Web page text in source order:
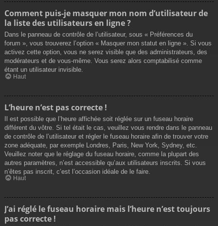
Comment puis-je masquer mon nom d’utilisateur de
la liste des utilisateurs en ligne ?
Dans le panneau de contrôle de l’utilisateur, sous « Préférences du
forum », vous trouverez l’option « Masquer mon statut en ligne ». Si vous
activez cette option, vous ne serez visible que des administrateurs, des
modérateurs et de vous-même. Vous serez alors comptabilisé comme
étant un utilisateur invisible.
Haut
L’heure n’est pas correcte !
Il est possible que l’heure affichée soit réglée sur un fuseau horaire
différent du vôtre. Si tel était le cas, veuillez vous rendre dans le panneau
de contrôle de l’utilisateur et régler le fuseau horaire afin de trouver votre
zone adéquate, par exemple Londres, Paris, New York, Sydney, etc.
Veuillez noter que le réglage du fuseau horaire, comme la plupart des
autres paramètres, n’est accessible qu’aux utilisateurs inscrits. Si vous
n’êtes pas inscrit, c’est l’occasion idéale de le faire.
Haut
J’ai réglé le fuseau horaire mais l’heure n’est toujours
pas correcte !